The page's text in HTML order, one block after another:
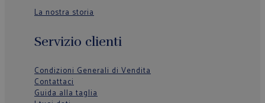
La nostra storia
Servizio clienti
Condizioni Generali di Vendita
Contattaci
Guida alla taglia